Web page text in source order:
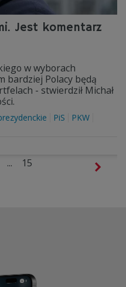
Jest komentarz
w wyborach
bardziej Polacy będą
- stwierdził Michał
PiS
PKW
... 15